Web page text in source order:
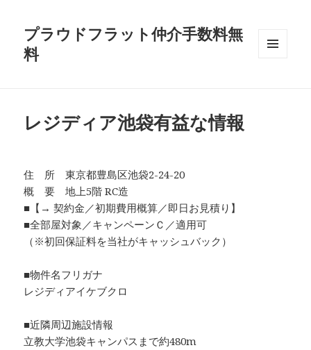
プラウドフラット仲介手数料無
料
レジディア池袋有益な情報
住 所 東京都豊島区池袋2-24-20
概 要 地上5階 RC造
■【→ 契約金／初期費用概算／即日お見積り】
■全部屋対象／キャンペーンＣ／適用可
（※初回保証料を当社がキャッシュバック）
■物件名フリガナ
レジディアイケブクロ
■近隣周辺施設情報
立教大学池袋キャンパスまで約480m